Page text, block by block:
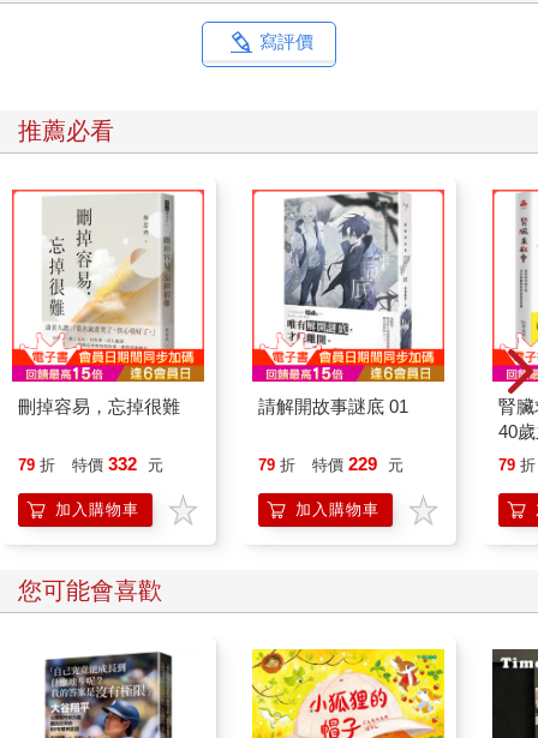
寫評價
推薦必看
刪掉容易，忘掉很難
79 折 特價 332 元
加入購物車
請解開故事謎底 01
79 折 特價 229 元
加入購物車
腎
40
就
79 折
您可能會喜歡